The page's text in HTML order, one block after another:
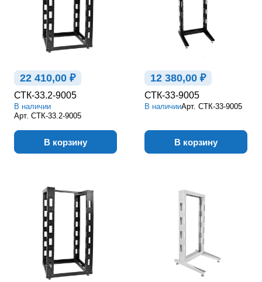
22 410,00 ₽
СТК-33.2-9005
В наличии
Арт. СТК-33.2-9005
В корзину
12 380,00 ₽
СТК-33-9005
В наличииАрт. СТК-33-9005
В корзину